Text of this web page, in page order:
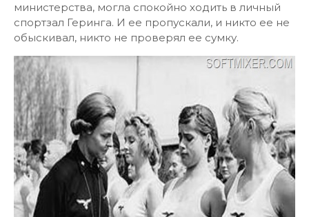
министерства, могла спокойно ходить в личный
спортзал Геринга. И ее пропускали, и никто ее не
обыскивал, никто не проверял ее сумку.